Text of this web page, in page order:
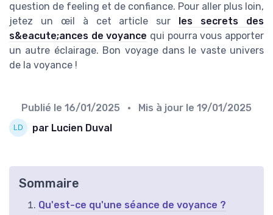
question de feeling et de confiance. Pour aller plus loin,
jetez un œil à cet article sur
les secrets des
s&eacute;ances de voyance qui pourra vous apporter
un autre éclairage. Bon voyage dans le vaste univers
de la voyance !
Publié le 16/01/2025 • Mis à jour le 19/01/2025
par Lucien Duval
Sommaire
Qu'est-ce qu'une séance de voyance ?